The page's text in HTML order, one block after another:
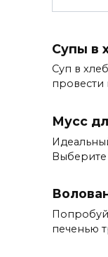
Супы в
Суп в
провести
Мусс
печенью